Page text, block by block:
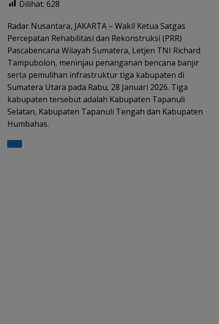
at
s
A
p
p
e
gr
a
m
b
o
o
k
er e
Dilihat: 628
Radar Nusantara, JAKARTA – Wakil Ketua Satgas
Percepatan Rehabilitasi dan Rekonstruksi (PRR)
Pascabencana Wilayah Sumatera, Letjen TNI Richard
Tampubolon, meninjau penanganan bencana banjir
serta pemulihan infrastruktur tiga kabupaten di
Sumatera Utara pada Rabu, 28 Januari 2026. Tiga
kabupaten tersebut adalah Kabupaten Tapanuli
Selatan, Kabupaten Tapanuli Tengah dan Kabupaten
Humbahas.